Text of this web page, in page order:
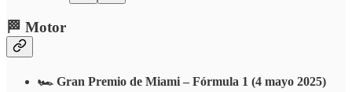
🏁 Motor
🏎️ Gran Premio de Miami – Fórmula 1 (4 mayo 2025)